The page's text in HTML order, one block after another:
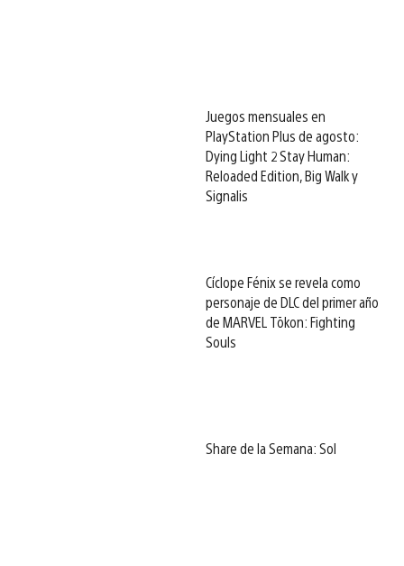
Juegos mensuales en
PlayStation Plus de agosto:
Dying Light 2 Stay Human:
Reloaded Edition, Big Walk y
Signalis
Cíclope Fénix se revela como
personaje de DLC del primer año
de MARVEL Tōkon: Fighting
Souls
Share de la Semana: Sol